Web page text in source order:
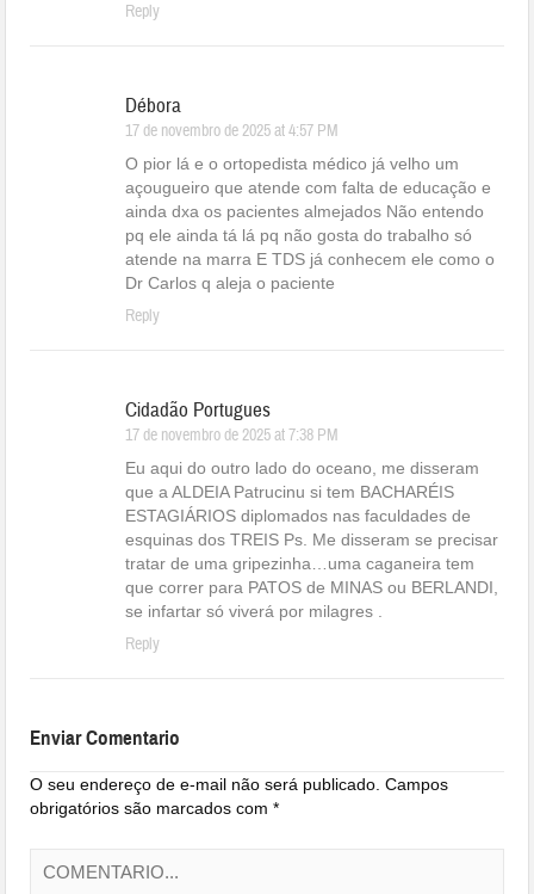
Reply
Débora
17 de novembro de 2025 at 4:57 PM
O pior lá e o ortopedista médico já velho um
açougueiro que atende com falta de educação e
ainda dxa os pacientes almejados Não entendo
pq ele ainda tá lá pq não gosta do trabalho só
atende na marra E TDS já conhecem ele como o
Dr Carlos q aleja o paciente
Reply
Cidadão Portugues
17 de novembro de 2025 at 7:38 PM
Eu aqui do outro lado do oceano, me disseram
que a ALDEIA Patrucinu si tem BACHARÉIS
ESTAGIÁRIOS diplomados nas faculdades de
esquinas dos TREIS Ps. Me disseram se precisar
tratar de uma gripezinha…uma caganeira tem
que correr para PATOS de MINAS ou BERLANDI,
se infartar só viverá por milagres .
Reply
Enviar Comentario
O seu endereço de e-mail não será publicado. Campos
obrigatórios são marcados com*